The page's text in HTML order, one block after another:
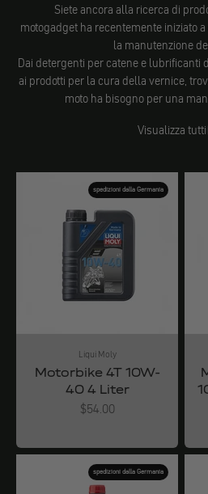
Siete ancora alla ricerca di
motogadget ha recentemente iniziato
la manutenzione
Dai detergenti per catene e lubrificanti
ai prodotti per la cura della vernice,
moto ha bisogno per una
Visualizza tutti
spedizioni dalla Germania
Liqui Moly
Motorbike 4T 10W-
40 4 Liter
Angebot
$54.00
spedizioni dalla Germania